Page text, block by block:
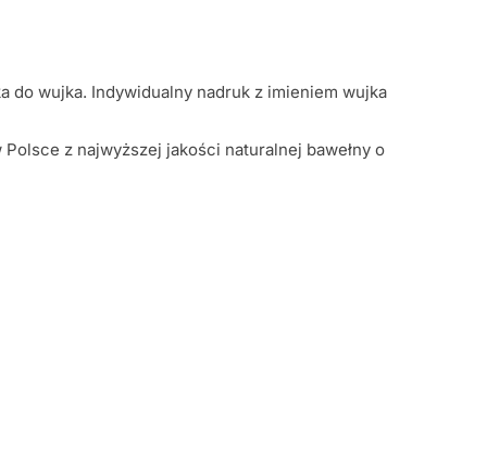
do wujka. Indywidualny nadruk z imieniem wujka
z najwyższej jakości naturalnej bawełny o